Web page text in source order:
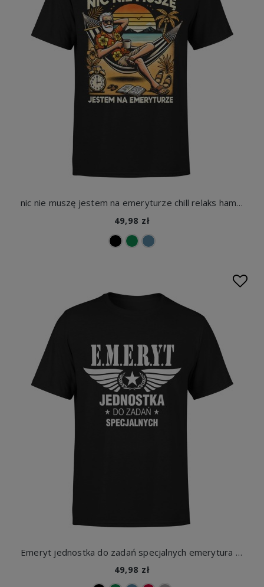
nic nie muszę jestem na emeryturze chill relaks hamak Męska koszulka
49,98 zł
Emeryt jednostka do zadań specjalnych emerytura Męska koszulka
49,98 zł